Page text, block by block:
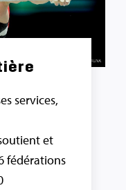
services,
et
fédérations